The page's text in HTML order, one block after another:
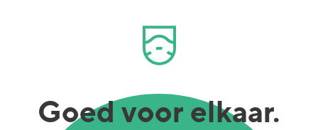
Goed voor elkaar.